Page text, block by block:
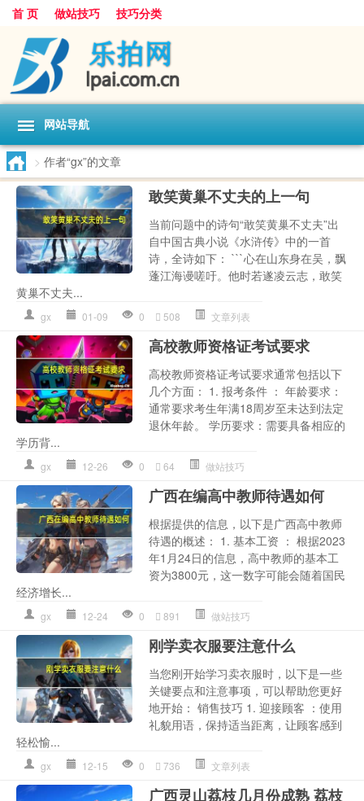
首 页 做站技巧 技巧分类
网站导航
> 作者“gx”的文章
敢笑黄巢不丈夫的上一句
当前问题中的诗句“敢笑黄巢不丈夫”出
自中国古典小说《水浒传》中的一首
诗，全诗如下： ```心在山东身在吴，飘
蓬江海谩嗟吁。他时若遂凌云志，敢笑
黄巢不丈夫...
gx 01-09 0 508 文章列表
高校教师资格证考试要求
高校教师资格证考试要求通常包括以下
几个方面： 1. 报考条件 ： 年龄要求：
通常要求考生年满18周岁至未达到法定
退休年龄。 学历要求：需要具备相应的
学历背...
gx 12-26 0 64 做站技巧
广西在编高中教师待遇如何
根据提供的信息，以下是广西高中教师
待遇的概述： 1. 基本工资 ： 根据2023
年1月24日的信息，高中教师的基本工
资为3800元，这一数字可能会随着国民
经济增长...
gx 12-24 0 891 做站技巧
刚学卖衣服要注意什么
当您刚开始学习卖衣服时，以下是一些
关键要点和注意事项，可以帮助您更好
地开始： 销售技巧 1. 迎接顾客 ：使用
礼貌用语，保持适当距离，让顾客感到
轻松愉...
gx 12-15 0 736 文章列表
广西灵山荔枝几月份成熟 荔枝